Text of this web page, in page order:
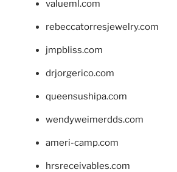
valueml.com
rebeccatorresjewelry.com
jmpbliss.com
drjorgerico.com
queensushipa.com
wendyweimerdds.com
ameri-camp.com
hrsreceivables.com